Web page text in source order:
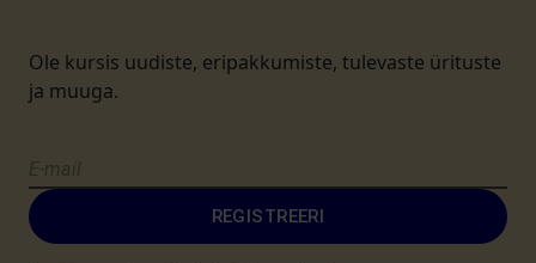
Ole kursis uudiste, eripakkumiste, tulevaste ürituste
ja muuga.
REGISTREERI